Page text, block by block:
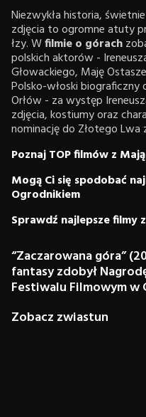
Niezwykła historia,
zdjęcia to ogromne atuty
łzy. Wfilmie o górach
polskich aktorów -
Głowackiego, Maję
Polsko-włoski
Orłów - za występ
zdjęcia, kostiumy oraz
nominację do Złotego Lwa
Poznaj TOP filmów z
Mogą Ci się spodobać
Ogrodnikiem
Sprawdź najlepsze filmy
“Zaczarowana góra”
fantasy zdobył
Festiwalu Filmowym w
Zobacz zwiastun